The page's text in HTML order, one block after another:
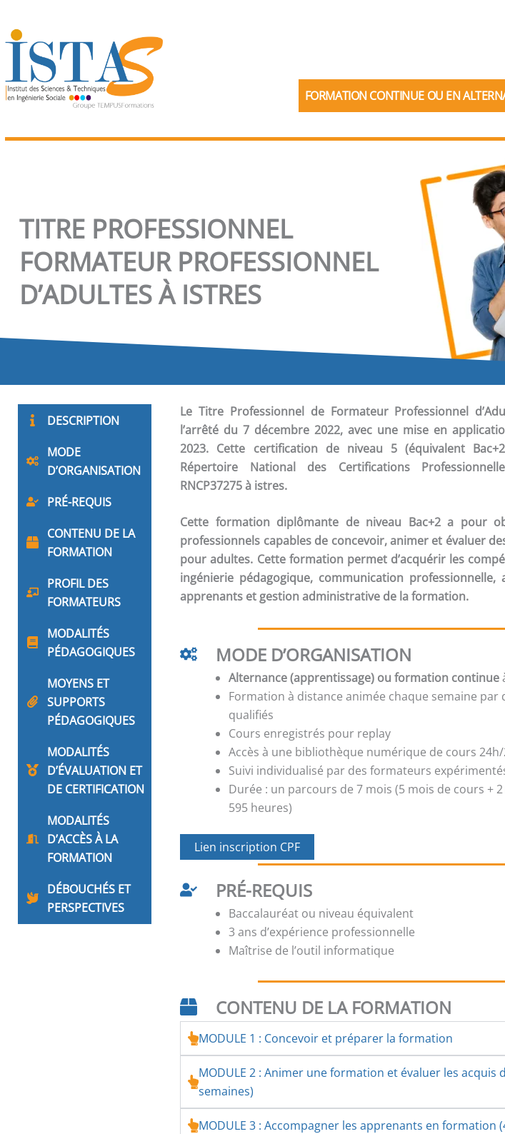
au
contenu
FORMATION CONTINUE OU EN
TITRE PROFESSIONNEL
FORMATEUR PROFESSIONNEL
D’ADULTES À ISTRES
DESCRIPTION
MODE
D’ORGANISATION
PRÉ-REQUIS
CONTENU DE LA
FORMATION
PROFIL DES
FORMATEURS
MODALITÉS
PÉDAGOGIQUES
MOYENS ET
SUPPORTS
PÉDAGOGIQUES
MODALITÉS
D’ÉVALUATION ET
DE CERTIFICATION
MODALITÉS
D’ACCÈS À LA
FORMATION
DÉBOUCHÉS ET
PERSPECTIVES
Le Titre Professionnel de Formateur Professionnel
l’arrêté du 7 décembre 2022, avec une mise en
2023. Cette certification de niveau 5 (équivalent
Répertoire National des Certifications
RNCP37275 à istres.
Cette formation diplômante de niveau Bac+2 a pour
professionnels capables de concevoir, animer et évaluer
pour adultes. Cette formation permet d’acquérir les
ingénierie pédagogique, communication professionnelle,
apprenants et gestion administrative de la formation.
MODE D’ORGANISATION
Alternance (apprentissage) ou formation continue
Formation à distance animée chaque semaine par
qualifiés
Cours enregistrés pour replay
Accès à une bibliothèque numérique de cours
Suivi individualisé par des formateurs
Durée : un parcours de 7 mois (5 mois de cours +
595 heures)
Lien inscription CPF
PRÉ-REQUIS
Baccalauréat ou niveau équivalent
3 ans d’expérience professionnelle
Maîtrise de l’outil informatique
CONTENU DE LA FORMATION
MODULE 1 : Concevoir et préparer la formation
MODULE 2 : Animer une formation et évaluer les acquis
semaines)
MODULE 3 : Accompagner les apprenants en formation